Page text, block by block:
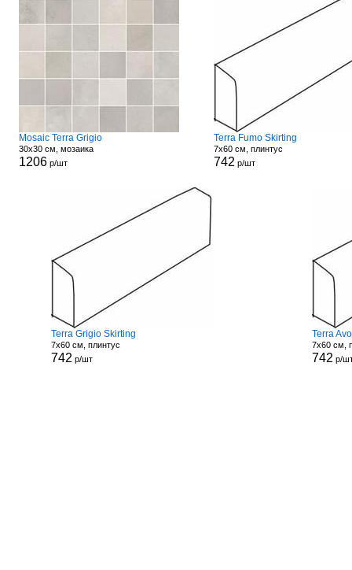
Mosaic Terra Grigio
30x30 см, мозаика
1206р/шт
Terra Fumo Skirting
7x60 см, плинтус
742 р/шт
Terra Grigio Skirting
7x60 см, плинтус
742 р/шт
Terra
7x60 см,
742 р/